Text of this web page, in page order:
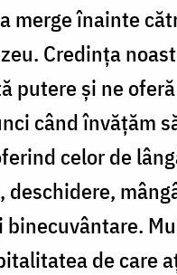
merge înainte
Credinţa
putere şi ne
când învăţăm
celor de
deschidere,
binecuvântare.
de care